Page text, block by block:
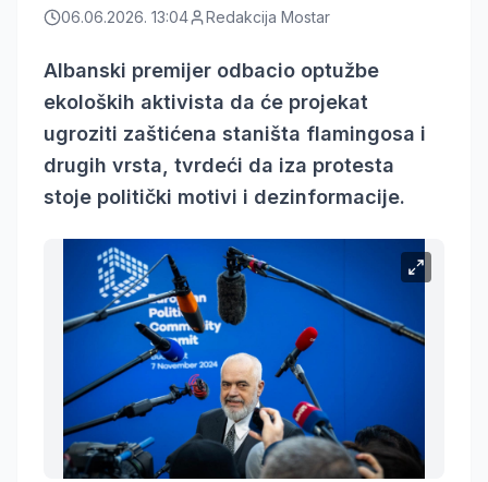
06.06.2026. 13:04 Redakcija Mostar
Albanski premijer odbacio optužbe
ekoloških aktivista da će projekat
ugroziti zaštićena staništa flamingosa i
drugih vrsta, tvrdeći da iza protesta
stoje politički motivi i dezinformacije.